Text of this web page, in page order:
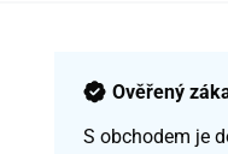
Ověřený
S obchodem je